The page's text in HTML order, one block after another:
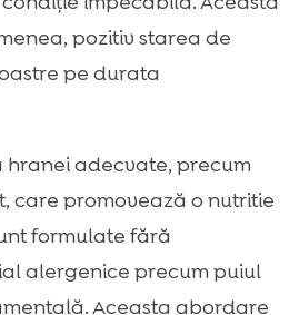
pozitiv starea de
pe durata
hranei adecvate, precum
care promovează o nutritie
formulate fără
alergenice precum puiul
Aceasta abordare